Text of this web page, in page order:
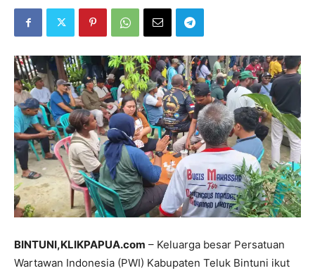
BINTUNI,KLIKPAPUA.com – Keluarga besar Persatuan
Wartawan Indonesia (PWI) Kabupaten Teluk Bintuni ikut